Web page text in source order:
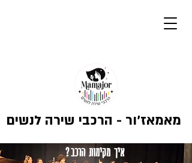
מאמאז'ור - הרכבי שירה לנשים
איך מקימות הרכב ?